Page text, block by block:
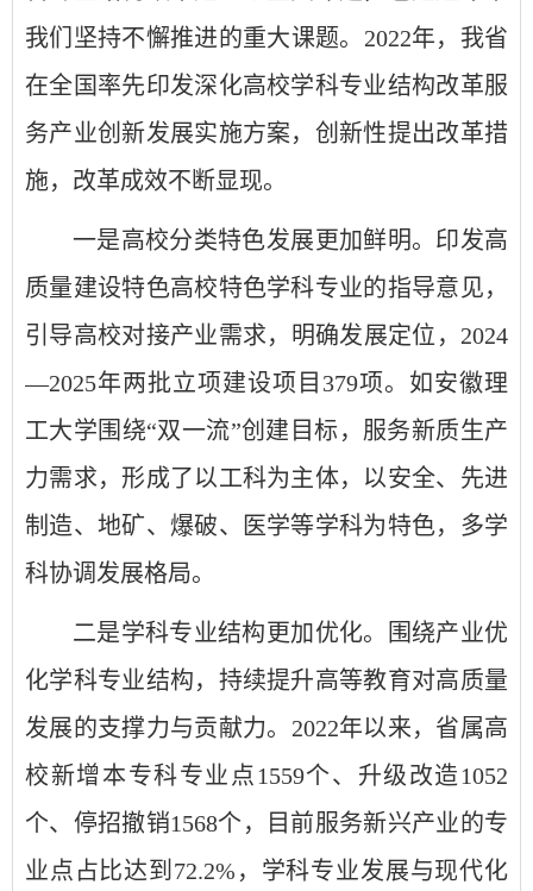
我们坚持不懈推进的重大课题。2022年，我省
在全国率先印发深化高校学科专业结构改革服
务产业创新发展实施方案，创新性提出改革措
施，改革成效不断显现。
一是高校分类特色发展更加鲜明。印发高
质量建设特色高校特色学科专业的指导意见，
引导高校对接产业需求，明确发展定位，2024
—2025年两批立项建设项目379项。如安徽理
工大学围绕“双一流”创建目标，服务新质生产
力需求，形成了以工科为主体，以安全、先进
制造、地矿、爆破、医学等学科为特色，多学
科协调发展格局。
二是学科专业结构更加优化。围绕产业优
化学科专业结构，持续提升高等教育对高质量
发展的支撑力与贡献力。2022年以来，省属高
校新增本专科专业点1559个、升级改造1052
个、停招撤销1568个，目前服务新兴产业的专
业点占比达到72.2%，学科专业发展与现代化